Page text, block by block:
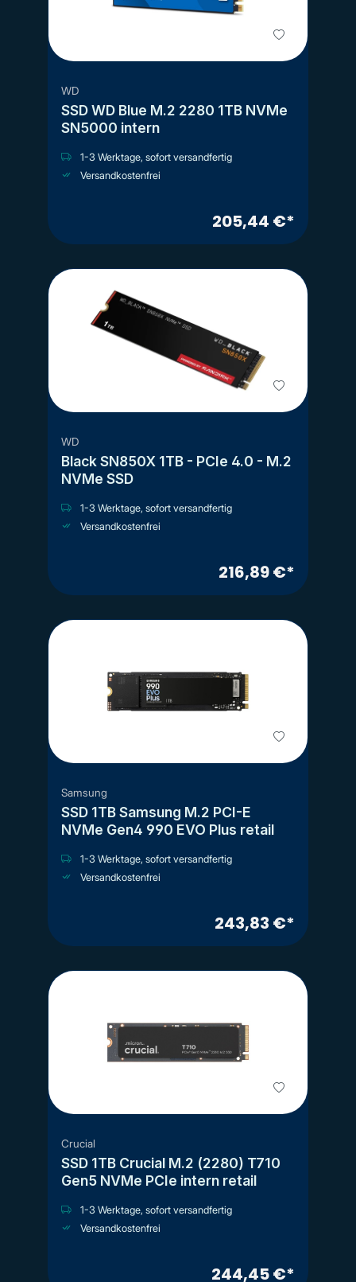
WD
SSD WD Blue M.2 2280 1TB NVMe
SN5000 intern
1-3 Werktage, sofort versandfertig
Versandkostenfrei
205,44 €*
WD
Black SN850X 1TB - PCIe 4.0 - M.2
NVMe SSD
1-3 Werktage, sofort versandfertig
Versandkostenfrei
216,89 €*
Samsung
SSD 1TB Samsung M.2 PCI-E
NVMe Gen4 990 EVO Plus retail
1-3 Werktage, sofort versandfertig
Versandkostenfrei
243,83 €*
Crucial
SSD 1TB Crucial M.2 (2280) T710
Gen5 NVMe PCIe intern retail
1-3 Werktage, sofort versandfertig
Versandkostenfrei
244,45 €*